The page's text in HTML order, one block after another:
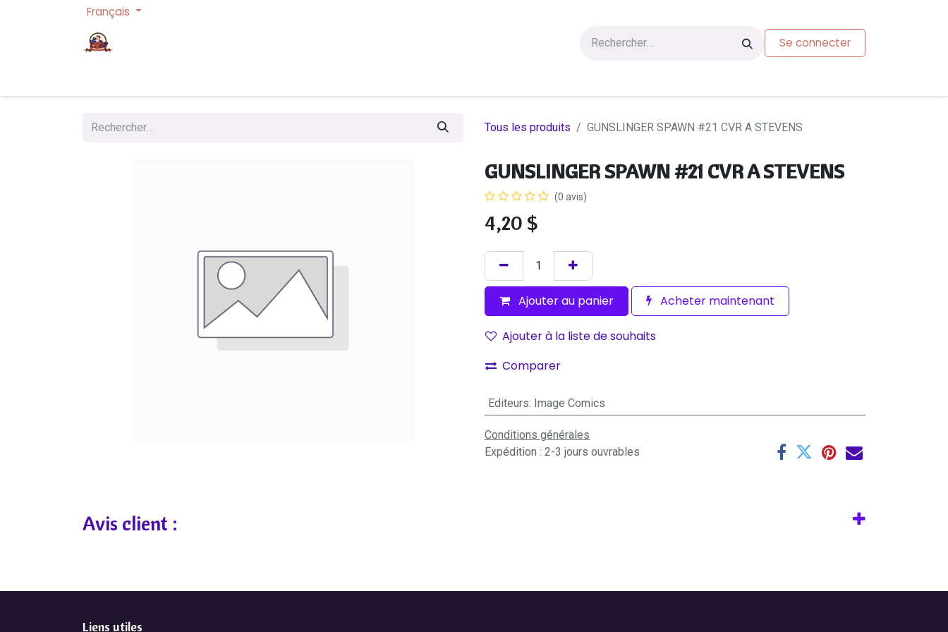
Français
Se connecter
Tous les produits GUNSLINGER SPAWN #21 CVR A STEVENS
GUNSLINGER SPAWN #21 CVR A STEVENS
(0 avis)
4,20 $
Ajouter au panier Acheter maintenant
Ajouter à la liste de souhaits
Comparer
Editeurs: Image Comics
Conditions générales
Expédition : 2-3 jours ouvrables
Avis client :
Liens utiles